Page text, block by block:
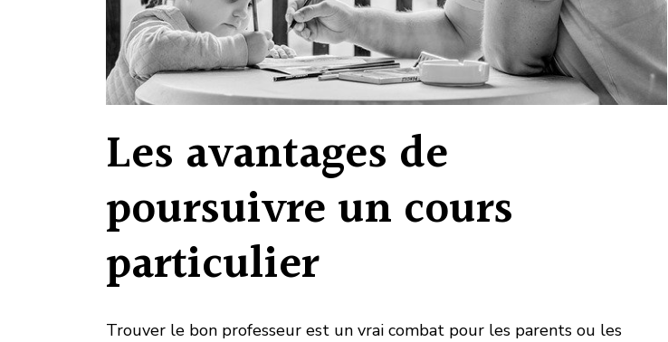
Les avantages de
poursuivre un cours
particulier
Trouver le bon professeur est un vrai combat pour les parents ou les